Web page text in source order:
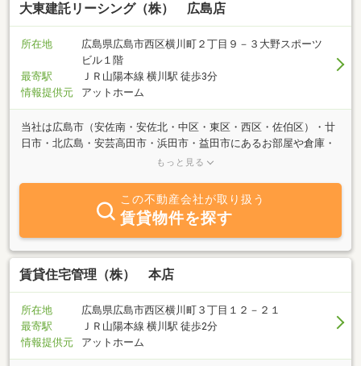
大東建託リーシング（株） 広島店
所在地
広島県広島市西区横川町２丁目９－３大野スポーツ
ビル１階
最寄駅
ＪＲ山陽本線 横川駅 徒歩3分
情報提供元
アットホーム
当社は広島市（安佐南・安佐北・中区・東区・西区・佐伯区）・廿
日市・北広島・安芸高田市・浜田市・益田市にあるお部屋や倉庫・
事務所などをご紹介しております。広島店へ直接お越しいただかな
に展開しておりますので、ご転勤が多い方などお任せください！
２４時間管理電話受付しておりますので、トラブルがあってもご安
心ください。 その他にもクリーニング代定額制や連帯保証人不要
制度など手軽にご契約していただくことも可能です。（一部、対象
外のお部屋もございます。） ご入居に関することなら当社スタッ
フにご相談ください！個性豊かなルームアドバイザーがみなさまの
ります。夏季休暇8/11（火）～16（日）、臨時休業９/１０（木）
もっと見る
この不動産会社が取り扱う
賃貸物件を探す
賃貸住宅管理（株） 本店
所在地
広島県広島市西区横川町３丁目１２－２１
最寄駅
ＪＲ山陽本線 横川駅 徒歩2分
情報提供元
アットホーム